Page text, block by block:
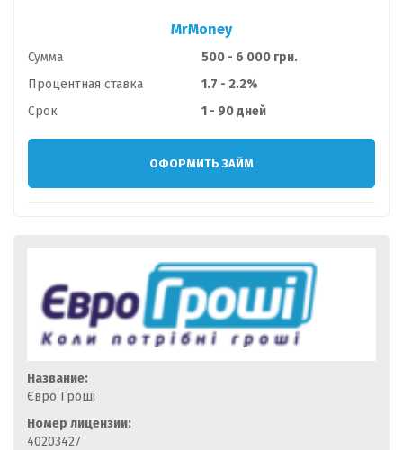
MrMoney
Сумма
500 - 6 000 грн.
Процентная ставка
1.7 - 2.2%
Срок
1 - 90 дней
ОФОРМИТЬ ЗАЙМ
Название:
Євро Гроші
Номер лицензии:
40203427